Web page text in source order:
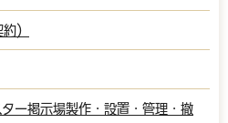
）
ー掲示場製作・設置・管理・撤